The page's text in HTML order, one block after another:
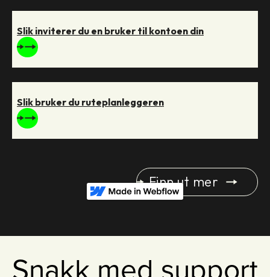
Slik inviterer du en bruker til kontoen din
Slik bruker du ruteplanleggeren
Finn ut mer